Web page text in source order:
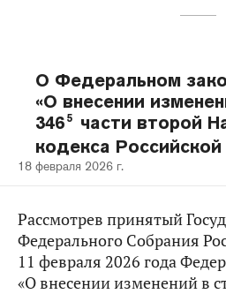
О Федеральном
«О внесении
346 5
части второй
кодекса
18 февраля 2026 г.
Рассмотрев принятый
Федерального Собрания
11 февраля 2026 года
«О внесении изменений в